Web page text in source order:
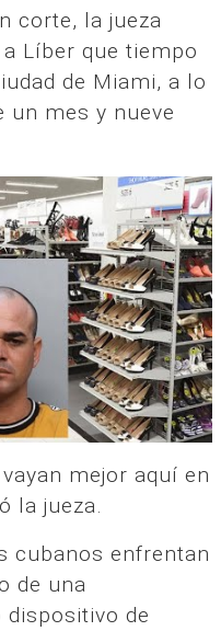
corte, la jueza
Líber que tiempo
de Miami, a lo
un mes y nueve
mejor aquí en
la jueza.
cubanos enfrentan
de una
de